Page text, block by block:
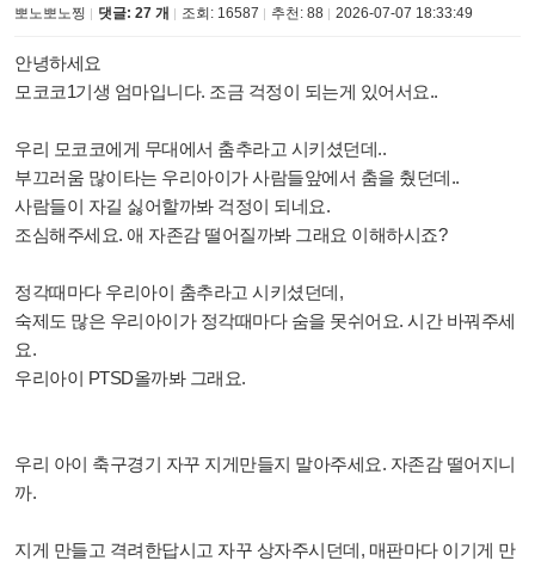
뽀노뽀노찡 댓글: 27 개 조회: 16587 추천: 88 2026-07-07 18:33:49
안녕하세요
모코코1기생 엄마입니다. 조금 걱정이 되는게 있어서요..
우리 모코코에게 무대에서 춤추라고 시키셨던데..
부끄러움 많이타는 우리아이가 사람들앞에서 춤을 췄던데..
사람들이 자길 싫어할까봐 걱정이 되네요.
조심해주세요. 애 자존감 떨어질까봐 그래요 이해하시죠?
정각때마다 우리아이 춤추라고 시키셨던데,
숙제도 많은 우리아이가 정각때마다 숨을 못쉬어요. 시간 바꿔주세
요.
우리아이 PTSD올까봐 그래요.
우리 아이 축구경기 자꾸 지게만들지 말아주세요. 자존감 떨어지니
까.
지게 만들고 격려한답시고 자꾸 상자주시던데, 매판마다 이기게 만